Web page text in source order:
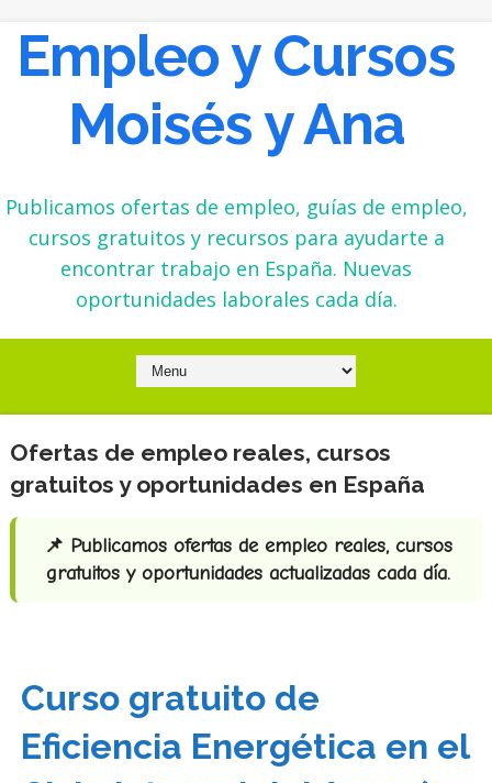
Empleo y Cursos
Moisés y Ana
Publicamos ofertas de empleo, guías de empleo,
cursos gratuitos y recursos para ayudarte a
encontrar trabajo en España. Nuevas
oportunidades laborales cada día.
Ofertas de empleo reales, cursos
gratuitos y oportunidades en España
📌 Publicamos ofertas de empleo reales, cursos
gratuitos y oportunidades actualizadas cada día.
Curso gratuito de
Eficiencia Energética en el